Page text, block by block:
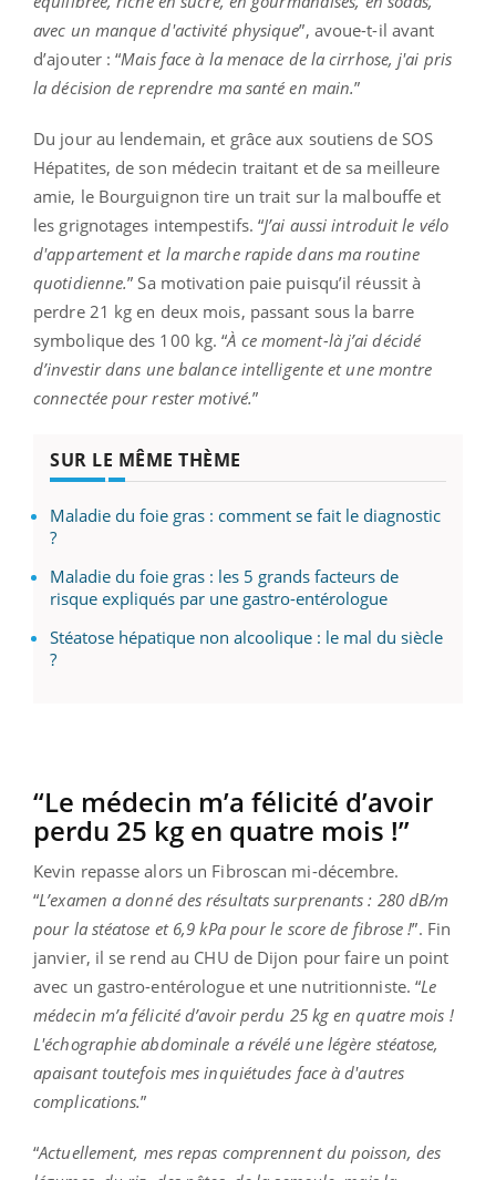
avec un manque d'activité physique”, avoue-t-il avant
d’ajouter : “Mais face à la menace de la cirrhose, j'ai pris
la décision de reprendre ma santé en main.”
Du jour au lendemain, et grâce aux soutiens de SOS
Hépatites, de son médecin traitant et de sa meilleure
amie, le Bourguignon tire un trait sur la malbouffe et
les grignotages intempestifs. “J’ai aussi introduit le vélo
d'appartement et la marche rapide dans ma routine
quotidienne.” Sa motivation paie puisqu’il réussit à
perdre 21 kg en deux mois, passant sous la barre
symbolique des 100 kg. “À ce moment-là j’ai décidé
d’investir dans une balance intelligente et une montre
connectée pour rester motivé.”
SUR LE MÊME THÈME
Maladie du foie gras : comment se fait le diagnostic
?
Maladie du foie gras : les 5 grands facteurs de
risque expliqués par une gastro-entérologue
Stéatose hépatique non alcoolique : le mal du siècle
?
“Le médecin m’a félicité d’avoir
perdu 25 kg en quatre mois !”
Kevin repasse alors un Fibroscan mi-décembre.
“L’examen a donné des résultats surprenants : 280 dB/m
pour la stéatose et 6,9 kPa pour le score de fibrose !”. Fin
janvier, il se rend au CHU de Dijon pour faire un point
avec un gastro-entérologue et une nutritionniste. “Le
médecin m’a félicité d’avoir perdu 25 kg en quatre mois !
L'échographie abdominale a révélé une légère stéatose,
apaisant toutefois mes inquiétudes face à d'autres
complications.”
“Actuellement, mes repas comprennent du poisson, des